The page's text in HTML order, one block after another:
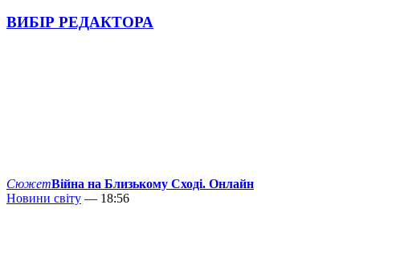
ВИБІР РЕДАКТОРА
СюжетВійна на Близькому Сході. Онлайн
Новини світу — 18:56